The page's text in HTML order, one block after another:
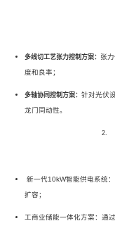
多线切工艺张力控制方案： 张
度和良率；
多轴协同控制方案： 针对光伏
龙门同动性。
2.
新一代10kW智能供电系统
扩容；
工商业储能一体化方案：通